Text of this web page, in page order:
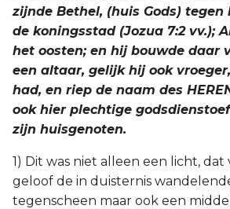
zijnde Bethel, (huis Gods) tegen
de koningsstad (Jozua 7:2 vv.);
het oosten; en hij bouwde daar
een altaar, gelijk hij ook
had, en riep de naam des
ook hier plechtige
zijn huisgenoten.
1) Dit was niet alleen een licht, dat
geloof de in duisternis
tegenscheen maar ook een